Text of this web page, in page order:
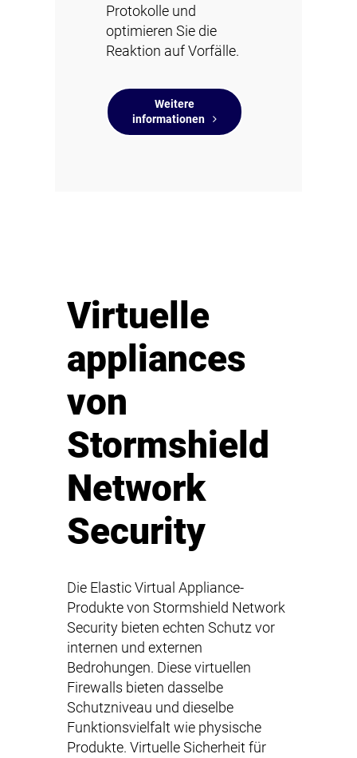
Protokolle und
optimieren Sie die
Reaktion auf Vorfälle.
Weitere
informationen
Virtuelle
appliances
von
Stormshield
Network
Security
Die Elastic Virtual Appliance-
Produkte von Stormshield Network
Security bieten echten Schutz vor
internen und externen
Bedrohungen. Diese virtuellen
Firewalls bieten dasselbe
Schutzniveau und dieselbe
Funktionsvielfalt wie physische
Produkte. Virtuelle Sicherheit für